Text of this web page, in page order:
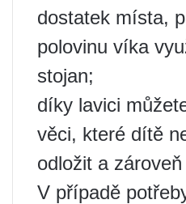
dostatek místa,
polovinu víka
stojan;
díky lavici
věci, které dítě
odložit a
V případě